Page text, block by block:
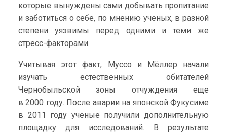
которые вынуждены сами добывать пропитание
и заботиться о себе, по мнению ученых, в разной
степени уязвимы перед одними и теми же
стресс-факторами.
Учитывая этот факт, Муссо и Мёллер начали
изучать естественных обитателей
Чернобыльской зоны отчуждения еще
в 2000 году. После аварии на японской Фукусиме
в 2011 году ученые получили дополнительную
площадку для исследований. В результате